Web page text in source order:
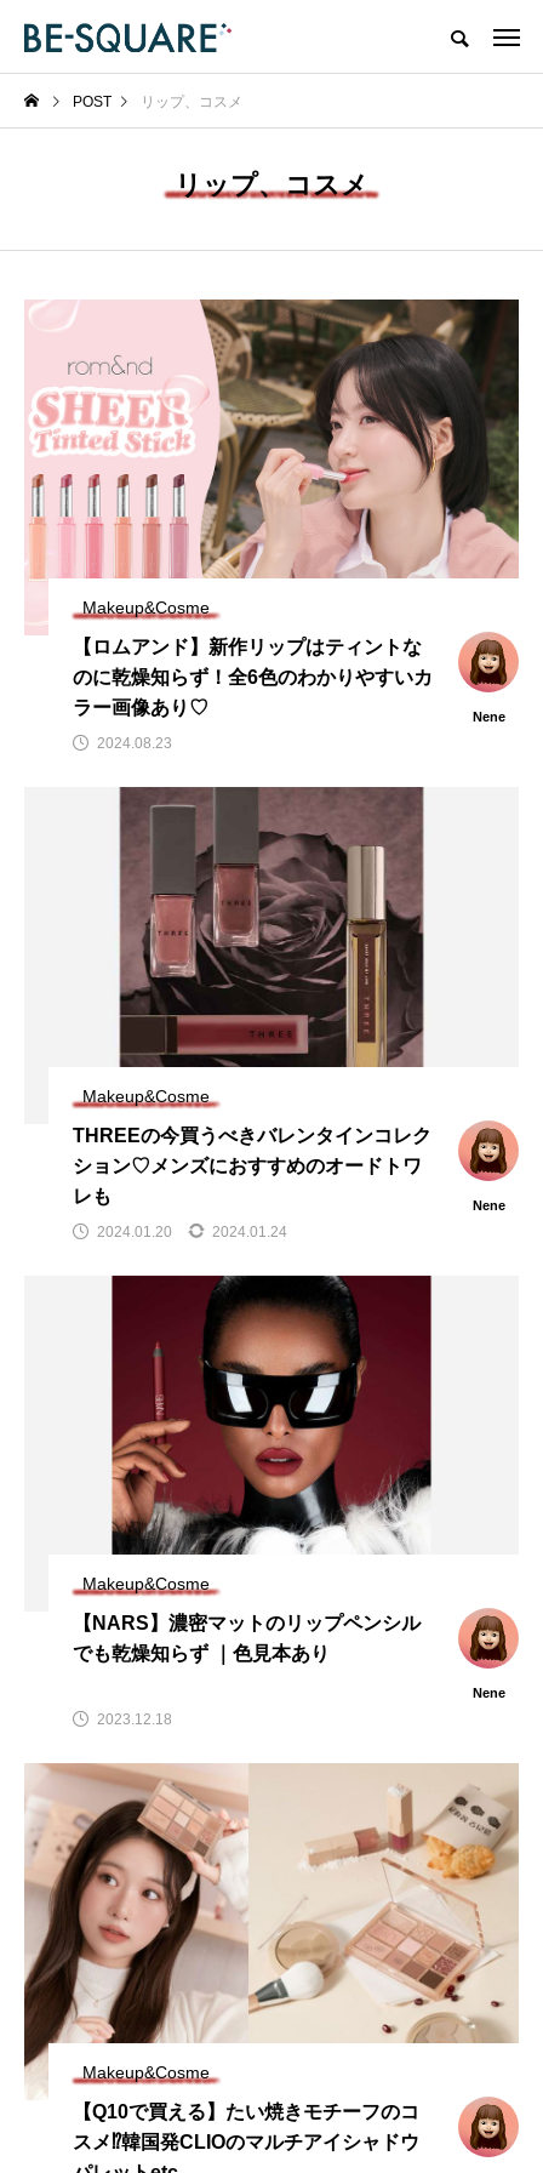
POST リップ、コスメ
リップ、コスメ
Makeup&Cosme
【ロムアンド】新作リップはティントな
のに乾燥知らず！全6色のわかりやすいカ
ラー画像あり♡
Nene
2024.08.23
Makeup&Cosme
THREEの今買うべきバレンタインコレク
ション♡メンズにおすすめのオードトワ
レも
Nene
2024.01.20 2024.01.24
Makeup&Cosme
【NARS】濃密マットのリップペンシル
でも乾燥知らず ｜色見本あり
Nene
2023.12.18
Makeup&Cosme
【Q10で買える】たい焼きモチーフのコ
スメ⁉️韓国発CLIOのマルチアイシャドウ